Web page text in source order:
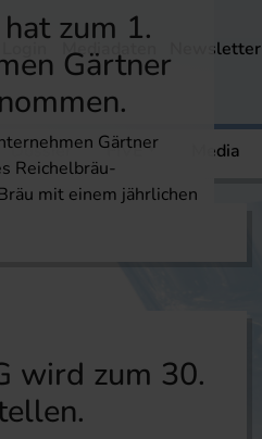
Mediadaten Newsletter
Dossier FIVE Media
zum 1.
Gärtner
Gärtner
Reichelbräu-
mit einem jährlichen
wird zum 30.